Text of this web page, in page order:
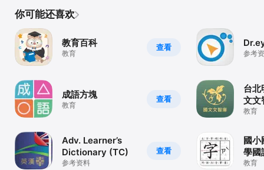
你可能还喜欢
查看
教育百科
教育
查看
成語方塊
教育
查看
Adv. Learner’s
Dictionary (TC)
参考资料
参考
台北
文文
教育
國小
學國
語
教育